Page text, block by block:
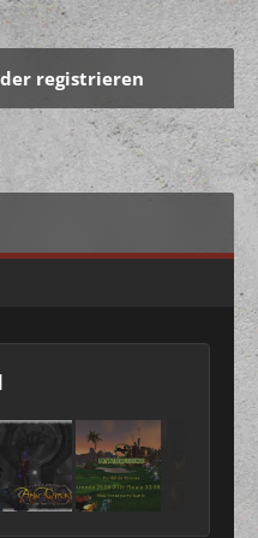
registrieren